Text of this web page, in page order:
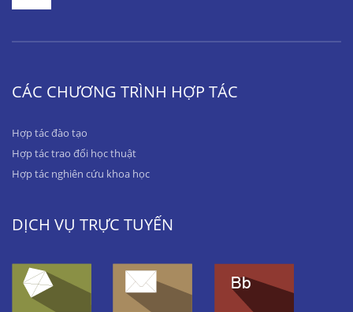
CÁC CHƯƠNG TRÌNH HỢP TÁC
Hợp tác đào tạo
Hợp tác trao đổi học thuật
Hợp tác nghiên cứu khoa học
DỊCH VỤ TRỰC TUYẾN